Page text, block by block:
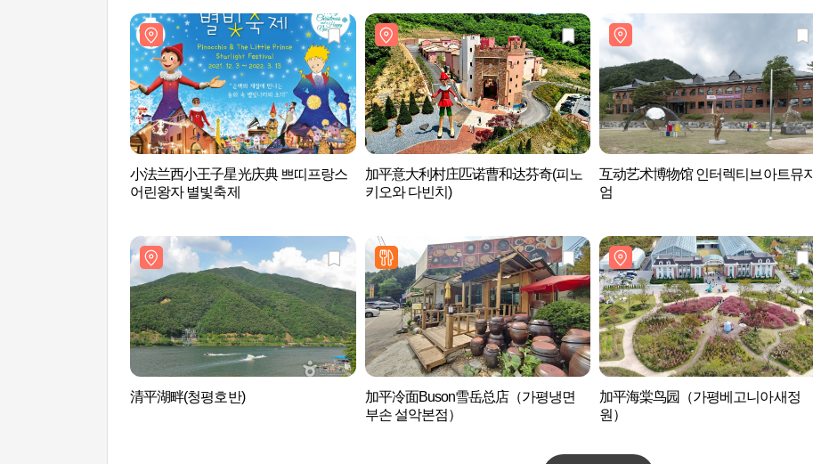
小法兰西小王子星光庆典 쁘띠프랑스
어린왕자 별빛축제
加平意大利村庄匹诺曹和达芬奇(피노
키오와 다빈치)
互动艺术博物馆 인터렉티브아트뮤지
엄
清平湖畔(청평호반)
加平冷面Buson雪岳总店（가평냉면
부손 설악본점）
加平海棠鸟园（가평베고니아새정
원）